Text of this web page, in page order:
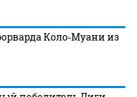
Коло‑Муани из